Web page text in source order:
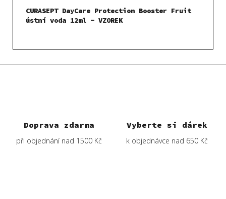
Doprava zdarma
při objednání nad 1500 Kč
Vyberte si dárek
k objednávce nad 650 Kč
CURASEPT DayCare Protection Booster Fruit
ústní voda 12ml - VZOREK